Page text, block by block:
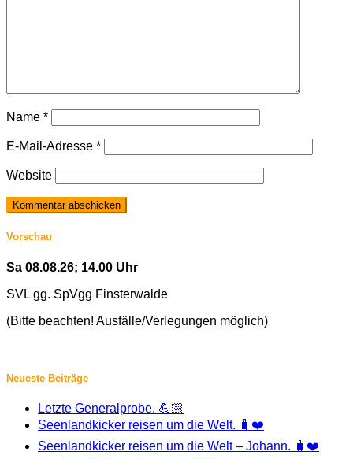
Name *
E-Mail-Adresse *
Website
Vorschau
Sa 08.08.26; 14.00 Uhr
SVL gg. SpVgg Finsterwalde
(Bitte beachten! Ausfälle/Verlegungen möglich)
Neueste Beiträge
Letzte Generalprobe. 💪🏻
Seenlandkicker reisen um die Welt. 🧳❤️
Seenlandkicker reisen um die Welt – Johann. 🧳❤️